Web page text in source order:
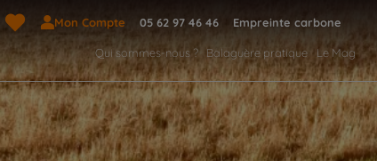
Mon Compte 05 62 97 46 46 Empreinte carbone
Qui sommes-nous ? Balaguère pratique Le Mag